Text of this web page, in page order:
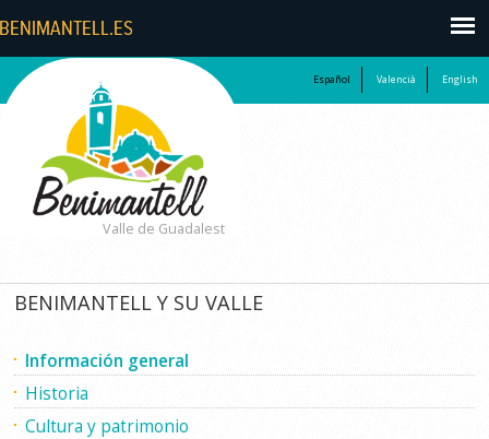
Español Valencià English
Valle de Guadalest
BENIMANTELL Y SU VALLE
Información general
Historia
Cultura y patrimonio